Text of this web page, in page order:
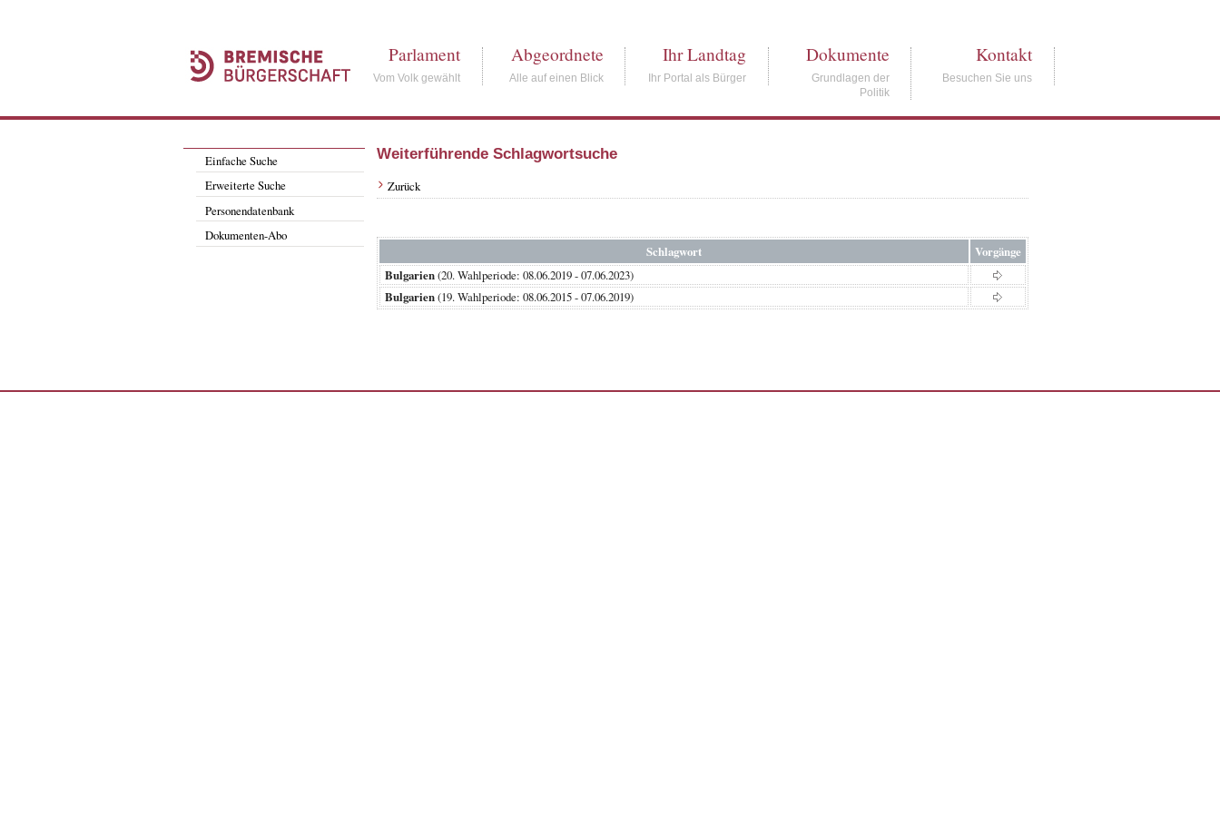
Parlament
Vom Volk gewählt
Abgeordnete
Alle auf einen Blick
Ihr Landtag
Ihr Portal als Bürger
Dokumente
Grundlagen der
Politik
Kontakt
Besuchen Sie uns
Einfache Suche
Erweiterte Suche
Personendatenbank
Dokumenten-Abo
Weiterführende Schlagwortsuche
Zurück
Schlagwort
Vorgänge
Bulgarien(20. Wahlperiode: 08.06.2019 - 07.06.2023)
Bulgarien(19. Wahlperiode: 08.06.2015 - 07.06.2019)